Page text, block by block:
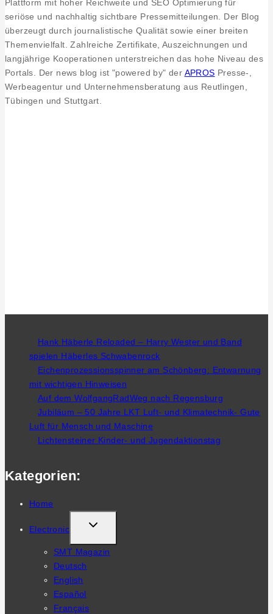
Plattform mit hoher Reichweite und SEO Optimierung für
seriöse und nachhaltig sichtbare Pressemitteilungen. Der Blog
überzeugt durch journalistische Qualität sowie einer breiten
Themenvielfalt. Zahlreiche Zertifikate, Auszeichnungen und
langjährige Kooperationen unterstreichen das hohe Niveau des
Portals. Der news blog ist "powered by" der APROS Presse-,
Werbeagentur und Unternehmensberatung aus Reutlingen,
Tübingen und Stuttgart.
Hank Häberle Reloaded – Harry Wester und Band
spielen Häberles Schwabenrock
Eichenprozessionsspinner am Schönberg: Entwarnung
mit wichtigen Hinweisen
Auf dem WolfgangRadWeg nach Regensburg
Jubiläum – 50 Jahre LKT Luft- und Klimatechnik- Gute
Luft für Mensch und Maschine
Lichtensteiner Kinder- und Jugendaktionstag
Kategorien:
Home
Electronic
TOGGLE
CHILD
MENU
SMT Magazin
Deutsch
English
Español
Français